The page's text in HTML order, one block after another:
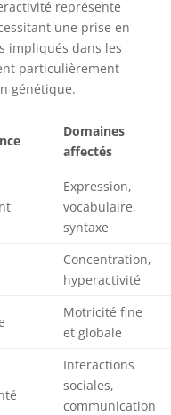
représente
une prise en
impliqués dans les
particulièrement
génétique.
Domaines
affectés
Expression,
vocabulaire,
syntaxe
Concentration,
hyperactivité
Motricité fine
et globale
Interactions
sociales,
communication